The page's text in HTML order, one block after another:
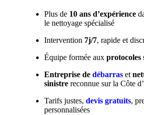
Plus de 10 ans d’expérience
le nettoyage spécialisé
Intervention 7j/7, rapide et
Équipe formée aux protocoles
Entreprise de débarras et
sinistre reconnue sur la Côte
Tarifs justes, devis gratuits,
personnalisées